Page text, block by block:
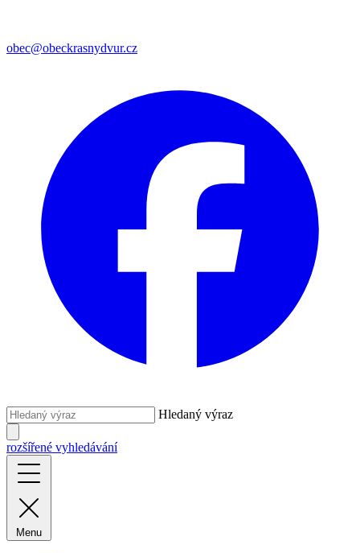
obec@obeckrasnydvur.cz
Hledaný výraz
rozšířené vyhledávání
Menu